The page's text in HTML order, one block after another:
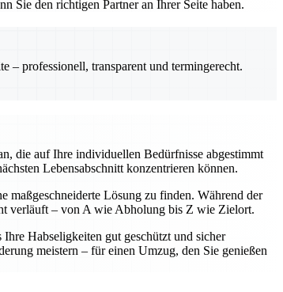
Sie den richtigen Partner an Ihrer Seite haben.
– professionell, transparent und termingerecht.
die auf Ihre individuellen Bedürfnisse abgestimmt
Lebensabschnitt konzentrieren können.
maßgeschneiderte Lösung zu finden. Während der
verläuft – von A wie Abholung bis Z wie Zielort.
Habseligkeiten gut geschützt und sicher
meistern – für einen Umzug, den Sie genießen